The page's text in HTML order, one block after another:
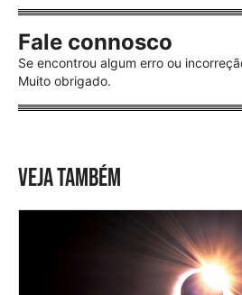
Fale connosco
Se encontrou algum erro ou
Muito obrigado.
VEJA TAMBÉM